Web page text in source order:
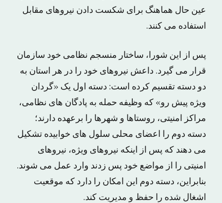
عین حال هماهنگ برای شکست دادن نیروهای مقابل
استفاده می کنند.
پس از این شورا، ساختار منسجم نظامی خود سازمان
قرار می گیرد. داعش نیروهای خود را در هر استان به
دو دسته تقسیم کرده است: دسته اول یک «گردان
ویژه پیش رو» که وظیفه حمله به پادگان های نظامی،
مراکز امنیتی، روستاها و شهرها را برعهده دارند؛
دسته دوم را اعضای محلی سلول های خوابیده تشکیل
می دهند که پس از اینکه نیروهای ویژه، نیروهای
امنیتی را از مواضع خود پس زدند وارد عمل می شوند.
بنابراین، دسته دوم این امکان را دارد که موقعیت
اشغال شده را حفظ و مدیریت کند.